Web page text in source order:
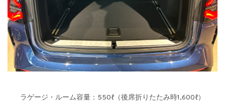
ラゲージ・ルーム容量：550ℓ（後席折りたたみ時1,600ℓ）